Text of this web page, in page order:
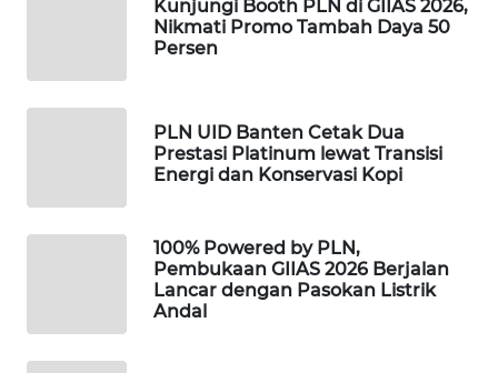
Kunjungi Booth PLN di GIIAS 2026,
Nikmati Promo Tambah Daya 50
Persen
PLN UID Banten Cetak Dua
Prestasi Platinum lewat Transisi
Energi dan Konservasi Kopi
100% Powered by PLN,
Pembukaan GIIAS 2026 Berjalan
Lancar dengan Pasokan Listrik
Andal
MAWAKA
NET